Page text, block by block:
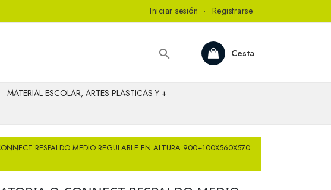
Iniciar sesión · Registrarse
Cesta

MATERIAL ESCOLAR, ARTES PLASTICAS Y +
RESPALDO MEDIO REGULABLE EN ALTURA 900+100X560X570